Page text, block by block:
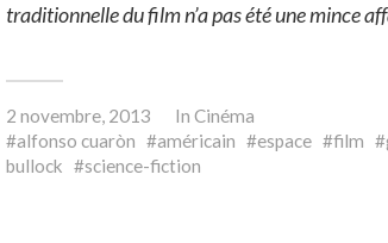
traditionnelle du film n’a pas été une mince
2 novembre, 2013 In Cinéma
alfonso cuaròn
américain espace film
bullock
science-fiction